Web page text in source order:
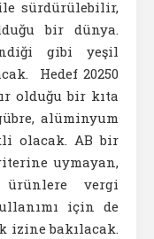
sürdürülebilir,
bir dünya.
gibi yeşil
Hedef 20250
olduğu bir kıta
alüminyum
olacak. AB bir
uymayan,
vergi
için de
izine bakılacak.